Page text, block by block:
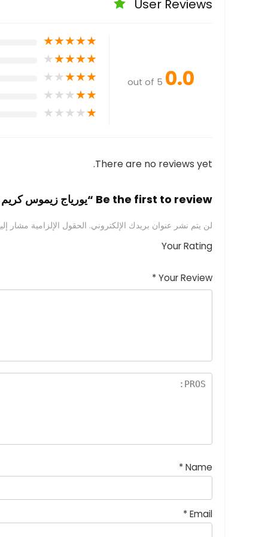
User Reviews
0.0
out of 5
★
★
★
★
★
★
★
★
★
★
★
★
★
★
★
★
★
★
★
★
★
★
★
★
★
There are no reviews yet.
Be the first to review “يورياج زيموس كريم مرطب للوجه و الجسم 200 مل”
لن يتم نشر عنوان بريدك الإلكتروني. الحقول الإلزامية مشار
Your Rating
Your Review
*
Name
*
Email
*